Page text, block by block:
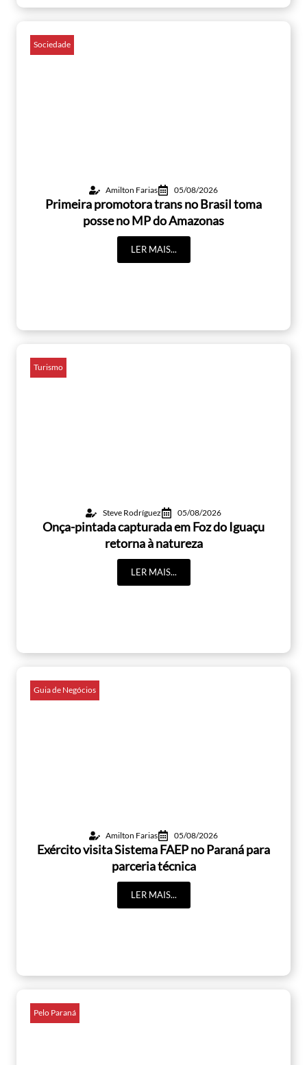
Sociedade
Amilton Farias 05/08/2026
Primeira promotora trans no Brasil toma
posse no MP do Amazonas
LER MAIS...
Turismo
Steve Rodríguez 05/08/2026
Onça-pintada capturada em Foz do Iguaçu
retorna à natureza
LER MAIS...
Guia de Negócios
Amilton Farias 05/08/2026
Exército visita Sistema FAEP no Paraná para
parceria técnica
LER MAIS...
Pelo Paraná